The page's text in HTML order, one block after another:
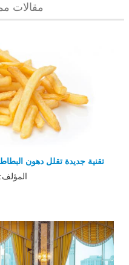
مقالات
تقنية جديدة تقلل دهون
المؤلف: